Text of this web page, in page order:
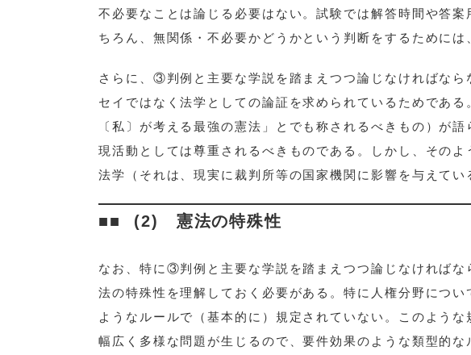
不必要なことは論じる必要はない。試験では解答時間や答
ちろん、無関係・不必要かどうかという判断をするためには
さらに、③判例と主要な学説を踏まえつつ論じなければな
セイではなく法学としての論証を求められているためであ
〔私〕が考える最強の憲法」とでも称されるべきもの）が
現活動としては尊重されるべきものである。しかし、その
法学（それは、現実に裁判所等の国家機関に影響を与えてい
(2) 憲法の特殊性
なお、特に③判例と主要な学説を踏まえつつ論じなければ
法の特殊性を理解しておく必要がある。特に人権分野につ
ようなルールで（基本的に）規定されていない。このよう
幅広く多様な問題が生じるので、要件効果のような類型的